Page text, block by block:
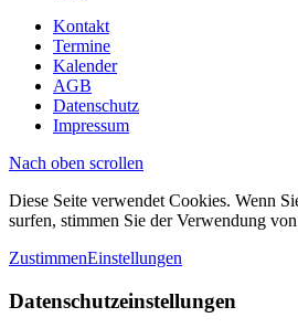
Kontakt
Termine
Kalender
AGB
Datenschutz
Impressum
Nach oben scrollen
Diese Seite verwendet Cookies. Wenn
surfen, stimmen Sie der Verwendung
ZustimmenEinstellungen
Datenschutzeinstellungen